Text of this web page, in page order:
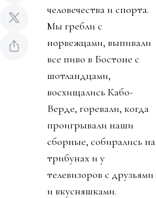
человечества и спорта.
Мы гребли с
норвежцами, выпивали
все пиво в Бостоне с
шотландцами,
восхищались Кабо-
Верде, горевали, когда
проигрывали наши
сборные, собирались на
трибунах и у
телевизоров с друзьями
и вкусняшками.